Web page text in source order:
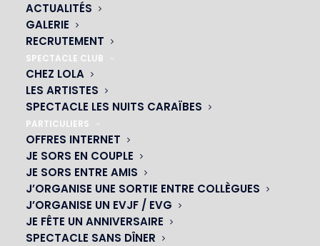
ACTUALITÉS
GALERIE
RECRUTEMENT
SPECTACLE CLUB
CHEZ LOLA
LES ARTISTES
SPECTACLE LES NUITS CARAÏBES
PARTICULIERS
OFFRES INTERNET
JE SORS EN COUPLE
JE SORS ENTRE AMIS
J’ORGANISE UNE SORTIE ENTRE COLLÈGUES
J’ORGANISE UN EVJF / EVG
JE FÊTE UN ANNIVERSAIRE
SPECTACLE SANS DÎNER